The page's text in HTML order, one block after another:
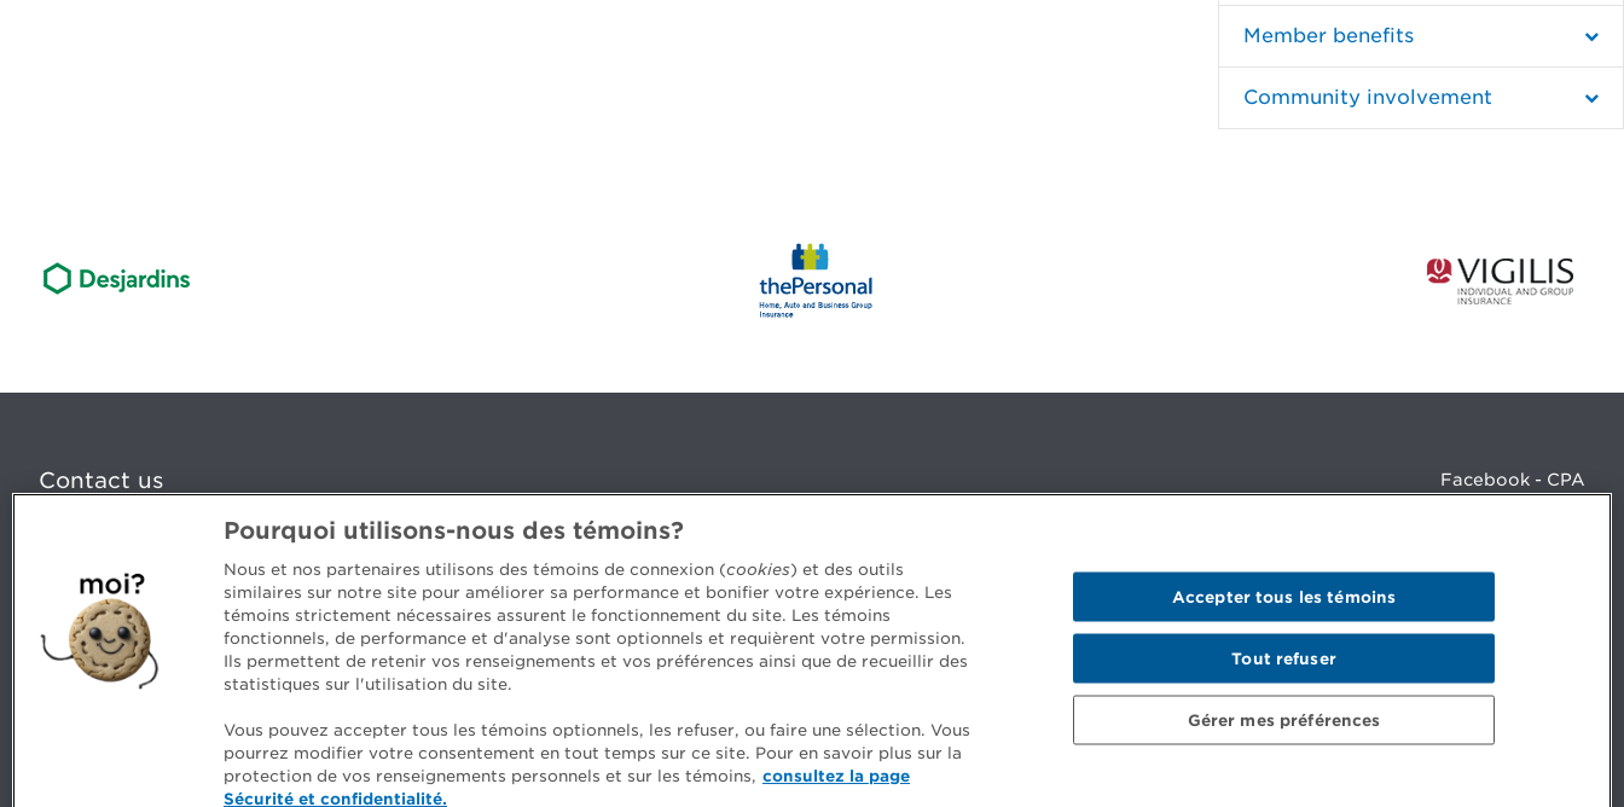
Member benefits
Community involvement
Contact us
5, Place Ville Marie, bureau 800, Montréal (Québec) H3B 2G2
Questions? Ask our team >
Want to make the Order a part of your career? See our job offers >
Facebook - CPA
LinkedIn - 20 minutes CPA
LinkedIn - Emploi CPA
Security and privacy General terms and conditions
Pourquoi utilisons-nous des témoins?
Nous et nos partenaires utilisons des témoins de connexion (cookies) et des outils
similaires sur notre site pour améliorer sa performance et bonifier votre expérience. Les
témoins strictement nécessaires assurent le fonctionnement du site. Les témoins
fonctionnels, de performance et d'analyse sont optionnels et requièrent votre permission.
Ils permettent de retenir vos renseignements et vos préférences ainsi que de recueillir des
statistiques sur l'utilisation du site.
Vous pouvez accepter tous les témoins optionnels, les refuser, ou faire une sélection. Vous
pourrez modifier votre consentement en tout temps sur ce site. Pour en savoir plus sur la
protection de vos renseignements personnels et sur les témoins, consultez la page
Sécurité et confidentialité.
Gérer mes préférences
Tout refuser
Accepter tous les témoins